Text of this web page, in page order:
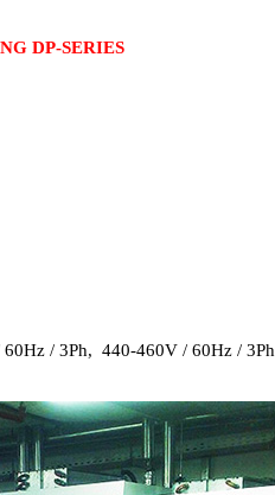
DP-SERIES
/ 3Ph, 440-460V / 60Hz / 3Ph